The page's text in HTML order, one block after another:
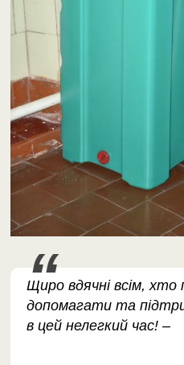
Щиро вдячні всім, хто
допомагати та
в цей нелегкий час! –